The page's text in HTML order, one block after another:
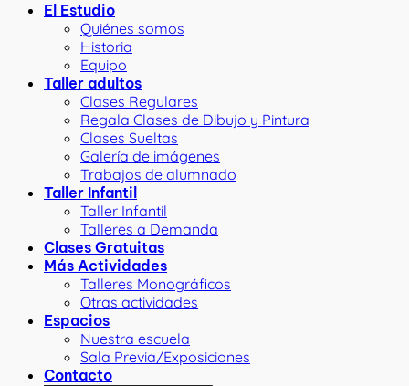
El Estudio
Quiénes somos
Historia
Equipo
Taller adultos
Clases Regulares
Regala Clases de Dibujo y Pintura
Clases Sueltas
Galería de imágenes
Trabajos de alumnado
Taller Infantil
Taller Infantil
Talleres a Demanda
Clases Gratuitas
Más Actividades
Talleres Monográficos
Otras actividades
Espacios
Nuestra escuela
Sala Previa/Exposiciones
Contacto